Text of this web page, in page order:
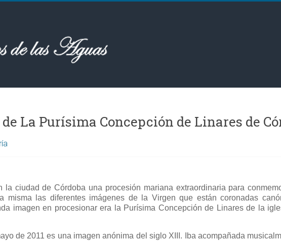
de La Purísima Concepción de Linares de
ciudad de Córdoba una procesión mariana extraordinaria para
misma las diferentes imágenes de la Virgen que están coronadas
imagen en procesionar era la Purísima Concepción de Linares de la
de 2011 es una imagen anónima del siglo XIII. Iba acompañada